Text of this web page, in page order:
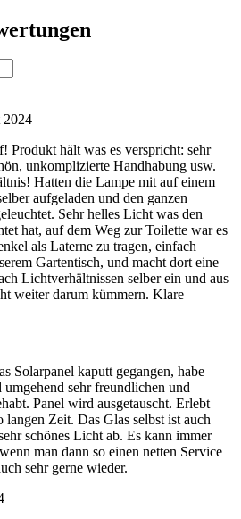
2024
Produkt hält was es verspricht: sehr
unkomplizierte Handhabung usw.
Hatten die Lampe mit auf einem
aufgeladen und den ganzen
Sehr helles Licht was den
hat, auf dem Weg zur Toilette war es
als Laterne zu tragen, einfach
Gartentisch, und macht dort eine
Lichtverhältnissen selber ein und aus
weiter darum kümmern. Klare
Solarpanel kaputt gegangen, habe
sehr freundlichen und
Panel wird ausgetauscht. Erlebt
Zeit. Das Glas selbst ist auch
schönes Licht ab. Es kann immer
man dann so einen netten Service
sehr gerne wieder.